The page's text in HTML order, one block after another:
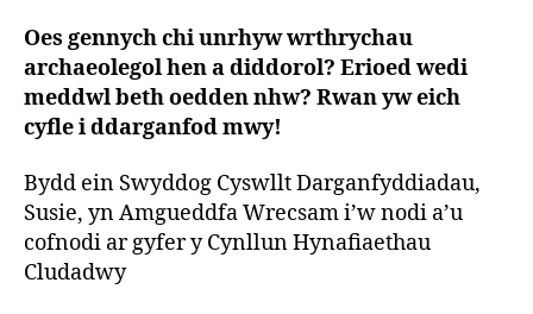
Oes gennych chi unrhyw wrthrychau
archaeolegol hen a diddorol? Erioed wedi
meddwl beth oedden nhw? Rwan yw eich
cyfle i ddarganfod mwy!
Bydd ein Swyddog Cyswllt Darganfyddiadau,
Susie, yn Amgueddfa Wrecsam i’w nodi a’u
cofnodi ar gyfer y Cynllun Hynafiaethau
Cludadwy